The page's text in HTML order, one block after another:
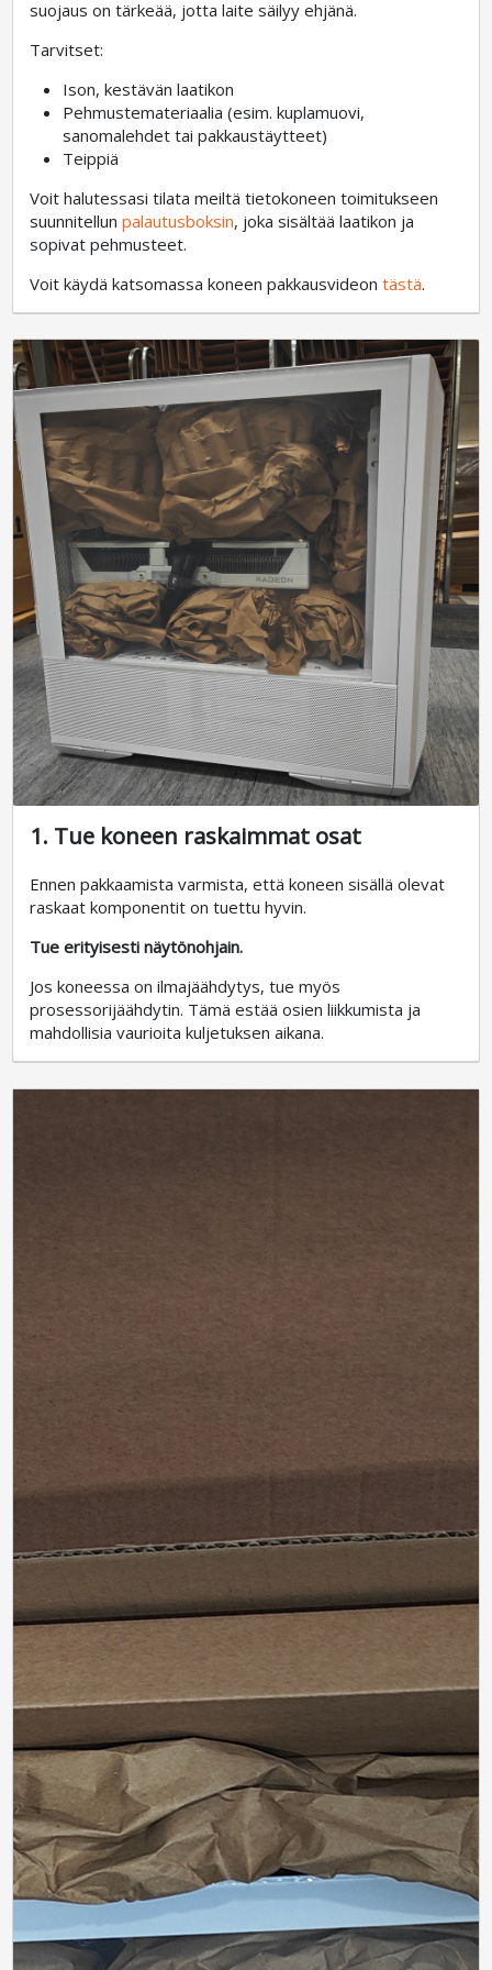
suojaus on tärkeää, jotta laite säilyy ehjänä.
Tarvitset:
Ison, kestävän laatikon
Pehmustemateriaalia (esim. kuplamuovi,
sanomalehdet tai pakkaustäytteet)
Teippiä
Voit halutessasi tilata meiltä tietokoneen toimitukseen
suunnitellunpalautusboksin, joka sisältää laatikon ja
sopivat pehmusteet.
Voit käydä katsomassa koneen pakkausvideontästä.
1. Tue koneen raskaimmat osat
Ennen pakkaamista varmista, että koneen sisällä olevat
raskaat komponentit on tuettu hyvin.
Tue erityisesti näytönohjain.
Jos koneessa on ilmajäähdytys, tue myös
prosessorijäähdytin. Tämä estää osien liikkumista ja
mahdollisia vaurioita kuljetuksen aikana.